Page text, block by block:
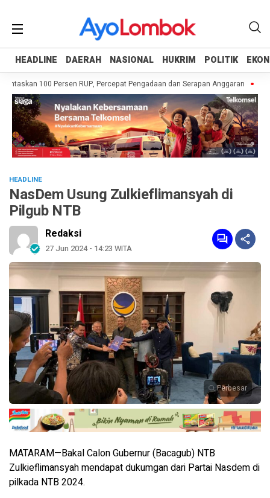
HEADLINE DAERAH NASIONAL HUKRIM POLITIK
HEADLINE DAERAH NASIONAL HUKRIM POLITIK
100 Persen RUP, Percepat Pengadaan dan Serapan Anggaran
HEADLINE
NasDem Usung Zulkieflimansyah di
Pilgub NTB
Redaksi
27 Jun 2024 - 14:23 WITA
Perbesar
MATARAM—Bakal Calon Gubernur (Bacagub) NTB
Zulkieflimansyah mendapat dukumgan dari Partai Nasdem di
pilkada NTB 2024.